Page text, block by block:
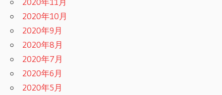
2020年10月
2020年9月
2020年8月
2020年7月
2020年6月
2020年5月